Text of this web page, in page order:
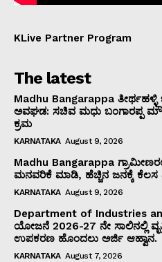
KLive Partner Program
The latest
Madhu Bangarappa ತೀರ್ಥಹಳ್ಳಿ
ಅವಘಡ: ಸಚಿವ ಮಧು ಬಂಗಾರಪ್ಪ
ಕ್ರಮ
KARNATAKA August 9, 2026
Madhu Bangarappa
ಮನವರಿಕೆ ಮಾಡಿ, ಹೆಚ್ಚಿನ ಜನಕ್ಕೆ ಕೆಲಸ
KARNATAKA August 9, 2026
Department of Industries
ಯೋಜನೆ 2026-27 ನೇ ಸಾಲಿನಲ್ಲಿ
ಉಪಕರಣ ಹೊಂದಲು ಅರ್ಜಿ ಆಹ್ವಾನ.
KARNATAKA August 7, 2026